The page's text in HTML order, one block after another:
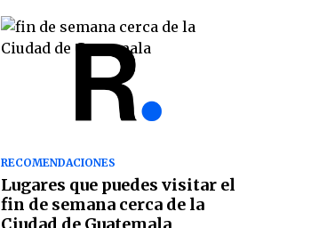
RECOMENDACIONES
Lugares que puedes visitar el
fin de semana cerca de la